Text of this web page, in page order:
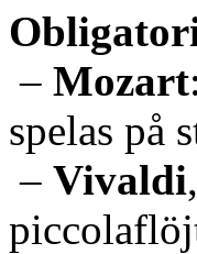
– Mozart
spelas på
– Vivaldi